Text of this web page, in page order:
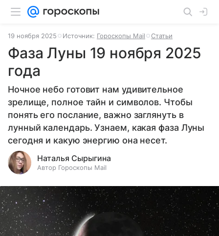
19 ноября 2025 Источник: Гороскопы Mail Статьи
Фаза Луны 19 ноября 2025
года
Ночное небо готовит нам удивительное
зрелище, полное тайн и символов. Чтобы
понять его послание, важно заглянуть в
лунный календарь. Узнаем, какая фаза Луны
сегодня и какую энергию она несет.
Наталья Сырыгина
Автор Гороскопы Mail